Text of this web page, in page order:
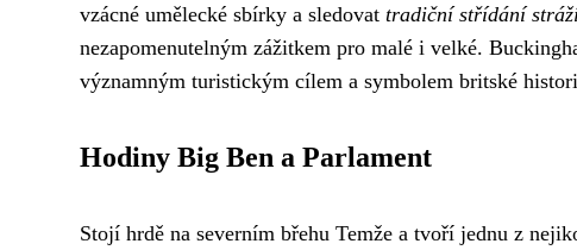
vzácné umělecké sbírky a sledovat tradiční střídání
nezapomenutelným zážitkem pro malé i velké.
významným turistickým cílem a symbolem britské
Hodiny Big Ben a Parlament
Stojí hrdě na severním břehu Temže a tvoří jednu z